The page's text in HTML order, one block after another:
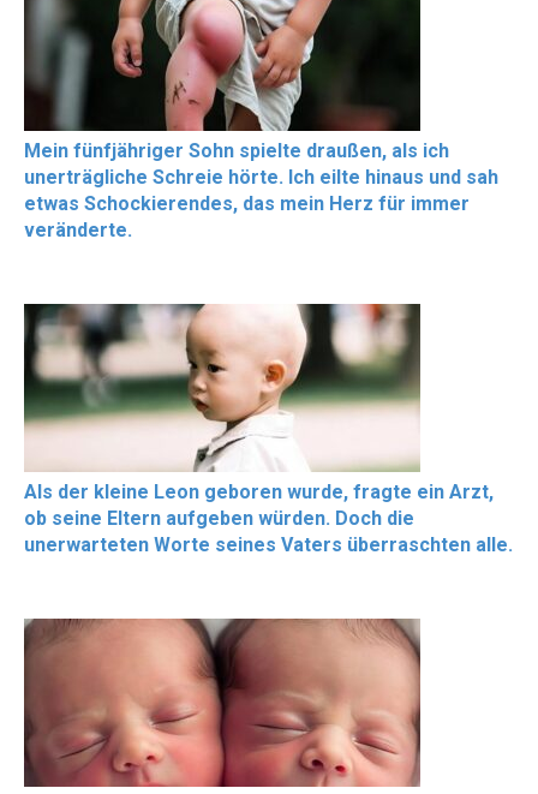
Mein fünfjähriger Sohn spielte draußen, als ich
unerträgliche Schreie hörte. Ich eilte hinaus und sah
etwas Schockierendes, das mein Herz für immer
veränderte.
Als der kleine Leon geboren wurde, fragte ein Arzt,
ob seine Eltern aufgeben würden. Doch die
unerwarteten Worte seines Vaters überraschten alle.